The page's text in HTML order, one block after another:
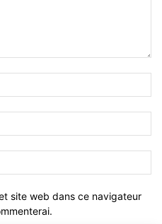
site web dans ce navigateur